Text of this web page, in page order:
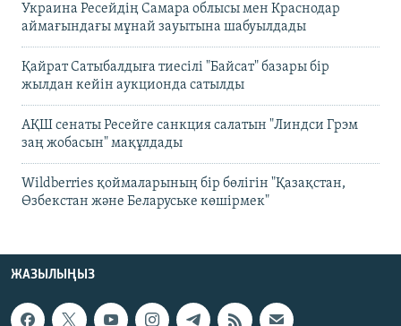
Украина Ресейдің Самара облысы мен Краснодар
аймағындағы мұнай зауытына шабуылдады
Қайрат Сатыбалдыға тиесілі "Байсат" базары бір
жылдан кейін аукционда сатылды
АҚШ сенаты Ресейге санкция салатын "Линдси Грэм
заң жобасын" мақұлдады
Wildberries қоймаларының бір бөлігін "Қазақстан,
Өзбекстан және Беларуське көшірмек"
ЖАЗЫЛЫҢЫЗ